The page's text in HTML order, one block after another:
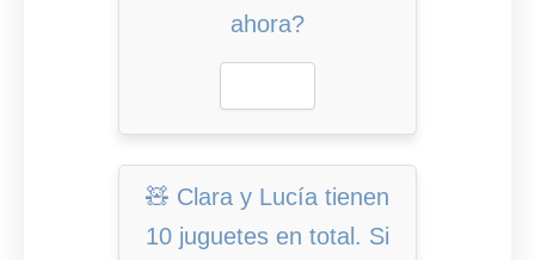
ahora?
🧸 Clara y Lucía tienen
10 juguetes en total. Si